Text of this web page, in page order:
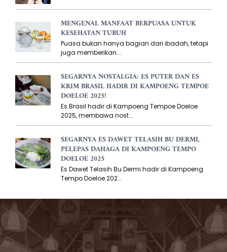
MENGENAL MANFAAT BERPUASA UNTUK
KESEHATAN TUBUH
Puasa bukan hanya bagian dari ibadah, tetapi
juga memberikan...
SEGARNYA NOSTALGIA: ES PUTER DAN ES
KRIM BRASIL HADIR DI KAMPOENG TEMPOE
DOELOE 2025!
Es Brasil hadir di Kampoeng Tempoe Doeloe
2025, membawa nost...
SEGARNYA ES DAWET TELASIH BU DERMI,
PELEPAS DAHAGA DI KAMPOENG TEMPO
DOELOE 2025
Es Dawet Telasih Bu Dermi hadir di Kampoeng
Tempo Doeloe 202...